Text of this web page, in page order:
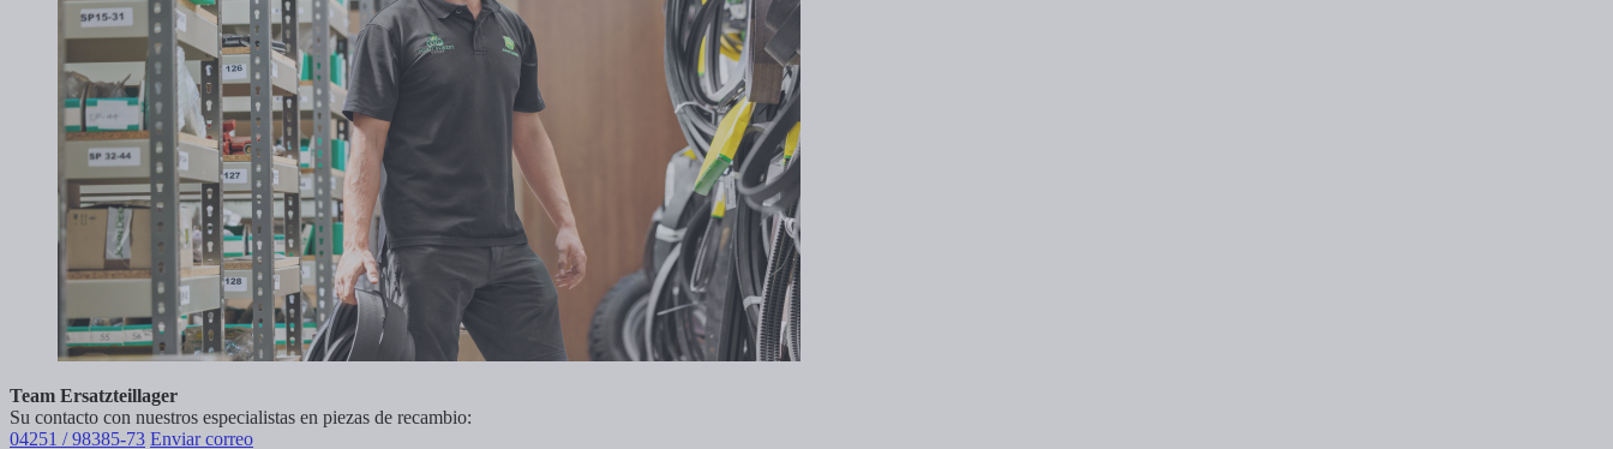
Team Ersatzteillager
Su contacto con nuestros especialistas en piezas de recambio:
04251 / 98385-73 Enviar correo